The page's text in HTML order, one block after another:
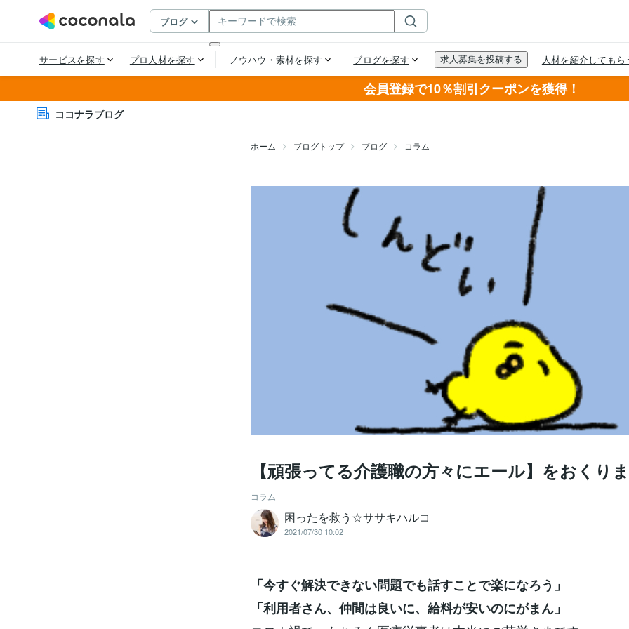
会員登録で10％割引クーポンを獲得！
ココナラブログ
ホーム ブログトップ ブログ コラム
【頑張ってる介護職の方々にエール】をおくり
コラム
困ったを救う☆ササキハルコ
2021/07/30 10:02
「今すぐ解決できない問題でも話すことで楽になろう」
「利用者さん、仲間は良いに、給料が安いのにがまん」